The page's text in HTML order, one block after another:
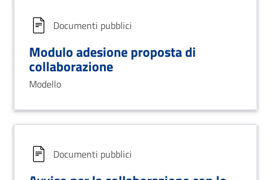
Documenti pubblici
Modulo adesione proposta di
collaborazione
Modello
Documenti pubblici